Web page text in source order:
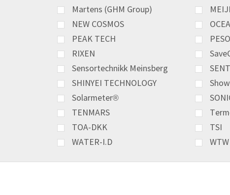
Martens (GHM Group)
NEW COSMOS
PEAK TECH
RIXEN
Sensortechnikk Meinsberg
SHINYEI TECHNOLOGY
Solarmeter®
TENMARS
TOA-DKK
TSI
WATER-I.D WTW